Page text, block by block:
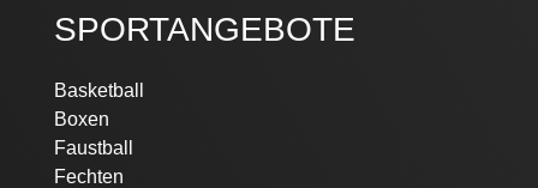
SPORTANGEBOTE
Navigation
überspringen
Basketball
Boxen
Faustball
Fechten